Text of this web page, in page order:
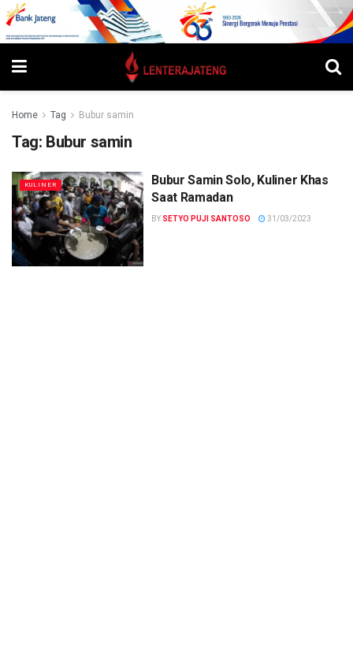
Home Tag Bubur samin
Tag: Bubur samin
KULINER
Bubur Samin Solo, Kuliner Khas
Saat Ramadan
BY SETYO PUJI SANTOSO 31/03/2023